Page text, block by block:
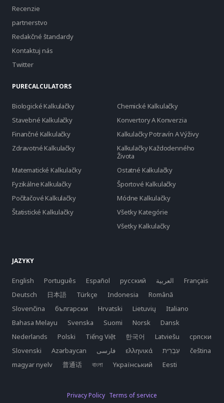
Recenzie
partnerstvo
Redakčné štandardy
Kontaktuj nás
Twitter
PURECALCULATORS
Biologické Kalkulačky
Chemické Kalkulačky
Stavebné Kalkulačky
Konvertory A Konverzia
Finančné Kalkulačky
Kalkulačky Potravín A Výživy
Zdravotné Kalkulačky
Kalkulačky Každodenného
Života
Matematické Kalkulačky
Ostatné Kalkulačky
Fyzikálne Kalkulačky
Športové Kalkulačky
Počítačové Kalkulačky
Módne Kalkulačky
Štatistické Kalkulačky
Všetky Kategórie
Všetky Kalkulačky
JAZYKY
English Português Español русский العربية
Français
Deutsch
日本語 Türkçe Indonesia
Română
Slovenčina
български Hrvatski Lietuvių
Italiano
Bahasa Melayu
Svenska Suomi Norsk
Dansk
Nederlands
Polski Tiếng Việt 한국어 Latviešu
српски
Slovenski
Azərbaycan فارسی ελληνικά
čeština
magyar nyelv
普通话 বাংলা Yкраїнський Eesti
Privacy Policy Terms of service